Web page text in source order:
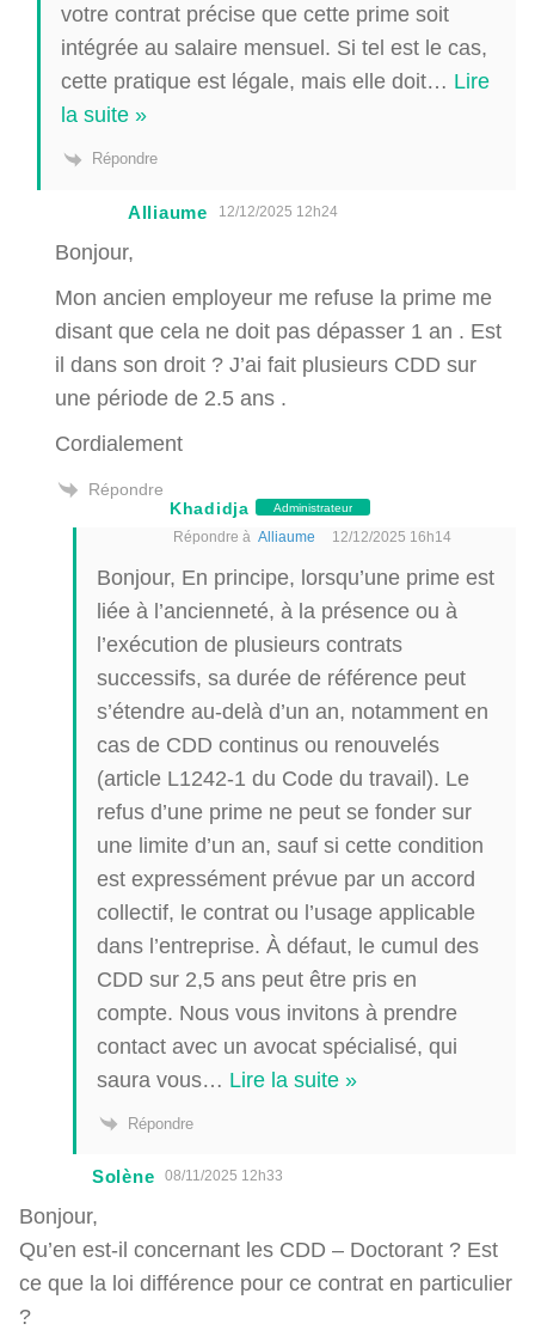
votre contrat précise que cette prime soit
intégrée au salaire mensuel. Si tel est le cas,
cette pratique est légale, mais elle doit… Lire
la suite »
Répondre
Alliaume 12/12/2025 12h24
Bonjour,
Mon ancien employeur me refuse la prime me
disant que cela ne doit pas dépasser 1 an . Est
il dans son droit ? J’ai fait plusieurs CDD sur
une période de 2.5 ans .
Cordialement
Répondre
Khadidja
Administrateur
Répondre à Alliaume 12/12/2025 16h14
Bonjour, En principe, lorsqu’une prime est
liée à l’ancienneté, à la présence ou à
l’exécution de plusieurs contrats
successifs, sa durée de référence peut
s’étendre au-delà d’un an, notamment en
cas de CDD continus ou renouvelés
(article L1242-1 du Code du travail). Le
refus d’une prime ne peut se fonder sur
une limite d’un an, sauf si cette condition
est expressément prévue par un accord
collectif, le contrat ou l’usage applicable
dans l’entreprise. À défaut, le cumul des
CDD sur 2,5 ans peut être pris en
compte. Nous vous invitons à prendre
contact avec un avocat spécialisé, qui
saura vous… Lire la suite »
Répondre
Solène 08/11/2025 12h33
Bonjour,
Qu’en est-il concernant les CDD – Doctorant ? Est
ce que la loi différence pour ce contrat en particulier
?